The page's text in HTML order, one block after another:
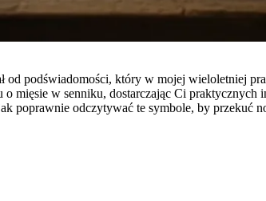
od podświadomości, który w mojej wieloletniej
o mięsie w senniku, dostarczając Ci
poprawnie odczytywać te symbole, by przekuć